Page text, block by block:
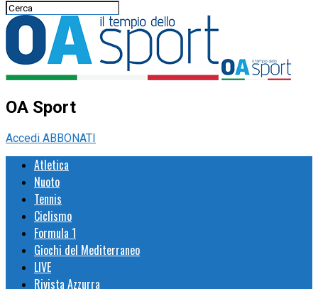
OA Sport
Accedi ABBONATI
Atletica
Nuoto
Tennis
Ciclismo
Formula 1
Giochi del Mediterraneo
LIVE
Rivista Azzurra